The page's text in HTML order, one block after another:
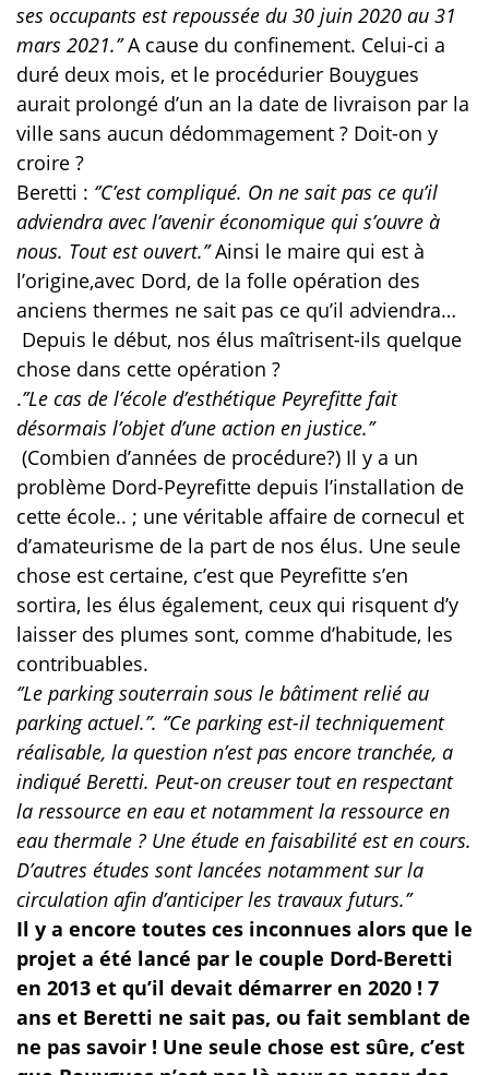
ses occupants est repoussée du 30 juin 2020 au 31
mars 2021.’’A cause du confinement. Celui-ci a
duré deux mois, et le procédurier Bouygues
aurait prolongé d’un an la date de livraison par la
ville sans aucun dédommagement ? Doit-on y
croire ?
Beretti : ‘’C’est compliqué. On ne sait pas ce qu’il
adviendra avec l’avenir économique qui s’ouvre à
nous. Tout est ouvert.’’Ainsi le maire qui est à
l’origine,avec Dord, de la folle opération des
anciens thermes ne sait pas ce qu’il adviendra…
Depuis le début, nos élus maîtrisent-ils quelque
chose dans cette opération ?
.’’Le cas de l’école d’esthétique Peyrefitte fait
désormais l’objet d’une action en justice.’’
(Combien d’années de procédure?) Il y a un
problème Dord-Peyrefitte depuis l’installation de
cette école.. ; une véritable affaire de cornecul et
d’amateurisme de la part de nos élus. Une seule
chose est certaine, c’est que Peyrefitte s’en
sortira, les élus également, ceux qui risquent d’y
laisser des plumes sont, comme d’habitude, les
contribuables.
‘’Le parking souterrain sous le bâtiment relié au
parking actuel.’’. ‘’Ce parking est-il techniquement
réalisable, la question n’est pas encore tranchée, a
indiqué Beretti. Peut-on creuser tout en respectant
la ressource en eau et notamment la ressource en
eau thermale ? Une étude en faisabilité est en cours.
D’autres études sont lancées notamment sur la
circulation afin d’anticiper les travaux futurs.’’
Il y a encore toutes ces inconnues alors que le
projet a été lancé par le couple Dord-Beretti
en 2013 et qu’il devait démarrer en 2020 ! 7
ans et Beretti ne sait pas, ou fait semblant de
ne pas savoir ! Une seule chose est sûre, c’est